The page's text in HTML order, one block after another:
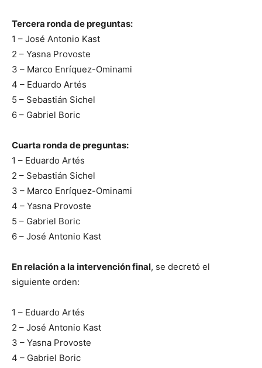
Tercera ronda de preguntas:
1 – José Antonio Kast
2 – Yasna Provoste
3 – Marco Enríquez-Ominami
4 – Eduardo Artés
5 – Sebastián Sichel
6 – Gabriel Boric
Cuarta ronda de preguntas:
1 – Eduardo Artés
2 – Sebastián Sichel
3 – Marco Enríquez-Ominami
4 – Yasna Provoste
5 – Gabriel Boric
6 – José Antonio Kast
En relación a la intervención final, se decretó el
siguiente orden:
1 – Eduardo Artés
2 – José Antonio Kast
3 – Yasna Provoste
4 – Gabriel Boric